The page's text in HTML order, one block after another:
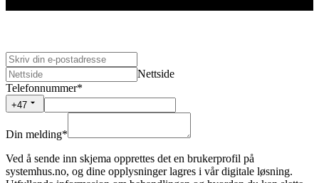
Nettside
Telefonnummer*
+47
Din melding*
Ved å sende inn skjema opprettes det en brukerprofil på
systemhus.no, og dine opplysninger lagres i vår digitale løsning.